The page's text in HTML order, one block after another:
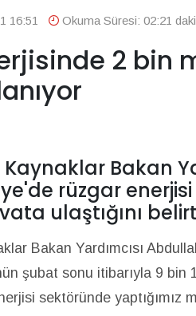
16:51 Okuma Süresi: 02:21
2 bin
Kaynaklar Bakan
rüzgar
ulaştığını
Bakan Yardımcısı
şubat sonu itibarıyla 9 bin
sektöründe yaptığımız